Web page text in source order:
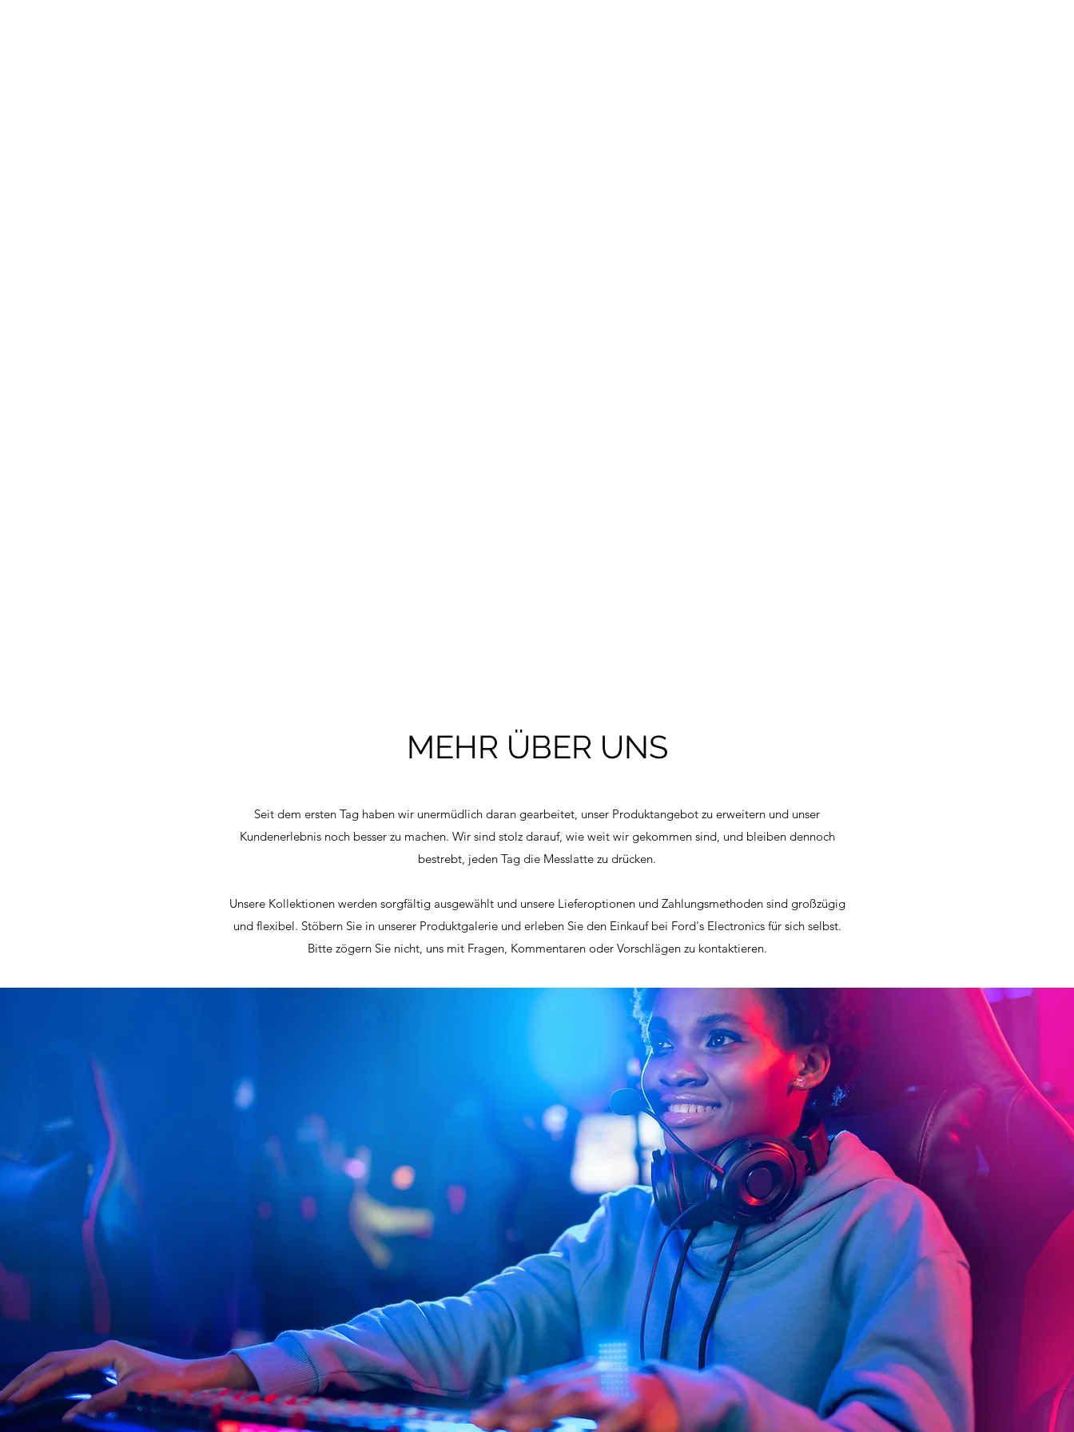
MEHR ÜBER UNS
Seit dem ersten Tag haben wir unermüdlich daran gearbeitet, unser Produktangebot zu erweitern und unser
Kundenerlebnis noch besser zu machen. Wir sind stolz darauf, wie weit wir gekommen sind, und bleiben dennoch
bestrebt, jeden Tag die Messlatte zu drücken.
Unsere Kollektionen werden sorgfältig ausgewählt und unsere Lieferoptionen und Zahlungsmethoden sind großzügig
und flexibel. Stöbern Sie in unserer Produktgalerie und erleben Sie den Einkauf bei Ford's Electronicsfür sich selbst.
Bitte zögern Sie nicht, uns mit Fragen, Kommentaren oder Vorschlägen zu kontaktieren.